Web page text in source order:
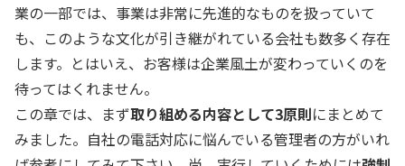
業の一部では、事業は非常に先進的なものを扱っていて
も、このような文化が引き継がれている会社も数多く存在
します。とはいえ、お客様は企業風土が変わっていくのを
待ってはくれません。
この章では、まず取り組める内容として3原則にまとめて
みました。自社の電話対応に悩んでいる管理者の方がいれ